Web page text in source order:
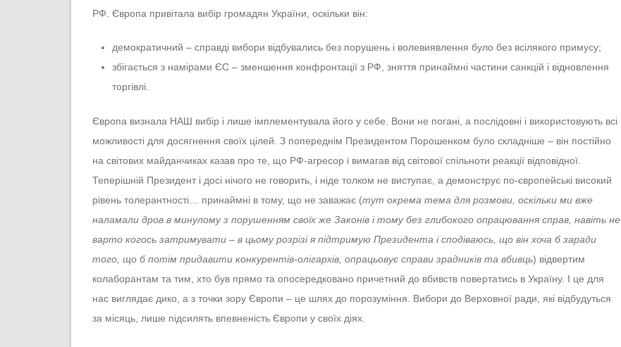
РФ. Європа привітала вибір громадян України, оскільки він:
демократичний – справді вибори відбувались без порушень і волевиявлення було без всілякого примусу;
збігається з намірами ЄС – зменшення конфронтації з РФ, зняття принаймні частини санкцій і відновлення
торгівлі.
Європа визнала НАШ вибір і лише імплементувала його у себе. Вони не погані, а послідовні і використовують всі
можливості для досягнення своїх цілей. З попереднім Президентом Порошенком було складніше – він постійно
на світових майданчиках казав про те, що РФ-агресор і вимагав від світової спільноти реакції відповідної.
Теперішній Президент і досі нічого не говорить, і ніде толком не виступає, а демонструє по-європейські високий
рівень толерантності… принаймні в тому, що не заважає (тут окрема тема для розмови, оскільки ми вже
наламали дров в минулому з порушенням своїх же Законів і тому без глибокого опрацювання справ, навіть не
варто когось затримувати – в цьому розрізі я підтримую Президента і сподіваюсь, що він хоча б заради
того, що б потім придавити конкурентів-олігархів, опрацьовує справи зрадників та вбивць) відвертим
колаборантам та тим, хто був прямо та опосередковано причетний до вбивств повертатись в Україну. І це для
нас виглядає дико, а з точки зору Європи – це шлях до порозуміння. Вибори до Верховної ради, які відбудуться
за місяць, лише підсилять впевненість Європи у своїх діях.